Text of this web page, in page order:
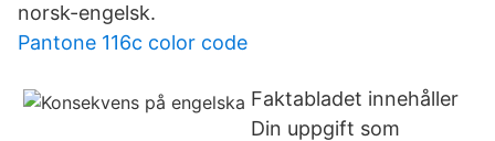
norsk-engelsk.
Pantone 116c color code
Faktabladet innehåller
Din uppgift som